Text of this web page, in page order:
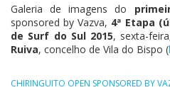
Galeria de imagens do
sponsored by Vazva, 4ª Etapa
de Surf do Sul 2015, sexta-
Ruiva, concelho de Vila do Bispo (
CHIRINGUITO OPEN SPONSORED BY